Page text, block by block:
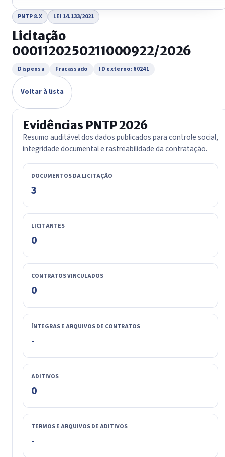
PNTP 8.X LEI 14.133/2021
Licitação
0001120250211000922/2026
Dispensa Fracassado ID externo: 60241
Voltar à lista
Evidências PNTP 2026
Resumo auditável dos dados publicados para controle social,
integridade documental e rastreabilidade da contratação.
DOCUMENTOS DA LICITAÇÃO
3
LICITANTES
0
CONTRATOS VINCULADOS
0
ÍNTEGRAS E ARQUIVOS DE CONTRATOS
-
ADITIVOS
0
TERMOS E ARQUIVOS DE ADITIVOS
-